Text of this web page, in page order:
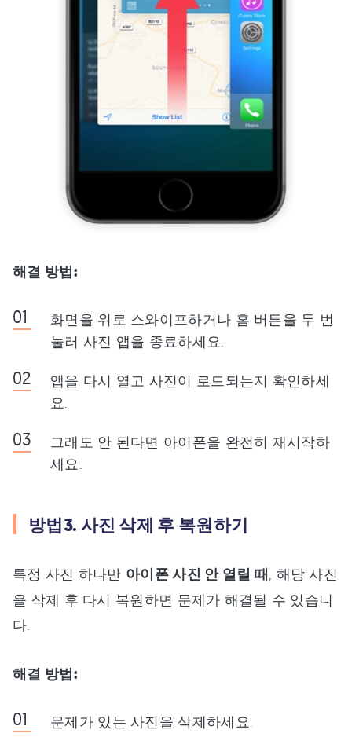
해결 방법:
화면을 위로 스와이프하거나 홈 버튼을 두 번
눌러 사진 앱을 종료하세요.
앱을 다시 열고 사진이 로드되는지 확인하세
요.
그래도 안 된다면 아이폰을 완전히 재시작하
세요.
방법3. 사진 삭제 후 복원하기
특정 사진 하나만 아이폰 사진 안 열릴 때 , 해당 사진
을 삭제 후 다시 복원하면 문제가 해결될 수 있습니
다.
해결 방법:
문제가 있는 사진을 삭제하세요.